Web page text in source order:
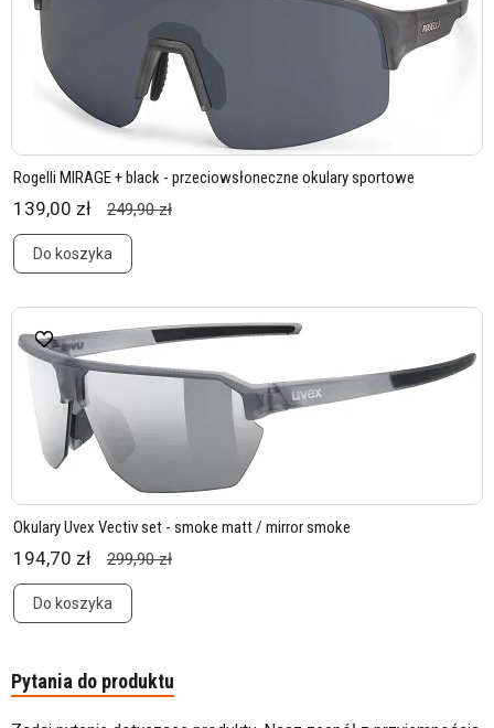
Rogelli MIRAGE + black - przeciowsłoneczne okulary sportowe
139,00 zł 249,90 zł
Do koszyka
Okulary Uvex Vectiv set - smoke matt / mirror smoke
194,70 zł 299,90 zł
Do koszyka
Pytania do produktu